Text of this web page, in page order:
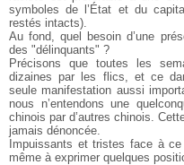
symboles de l’État et du
restés intacts).
Au fond, quel besoin d’une
des "délinquants" ?
Précisons que toutes les
dizaines par les flics, et ce
seule manifestation aussi
nous n’entendons une
chinois par d’autres chinois.
jamais dénoncée.
Impuissants et tristes face à
même à exprimer quelques